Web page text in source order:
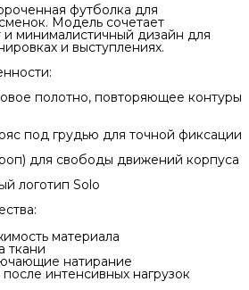
футболка для
Модель сочетает
и минималистичный дизайн для
и выступлениях.
полотно, повторяющее контуры
под грудью для точной фиксации
для свободы движений корпуса
логотип Solo
материала
ткани
натирание
интенсивных нагрузок